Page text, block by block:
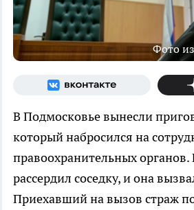
Фото
В Подмосковье вынесли
который набросился на
правоохранительных
рассердил соседку, и она
Приехавший на вызов страж